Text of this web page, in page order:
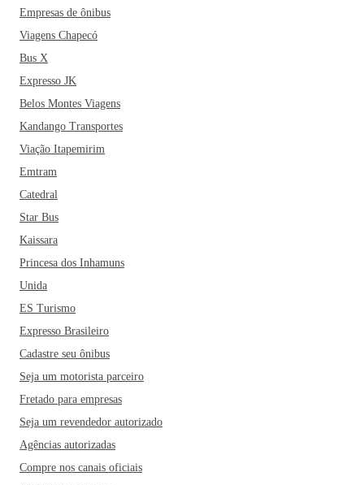
Empresas de ônibus
Viagens Chapecó
Bus X
Expresso JK
Belos Montes Viagens
Kandango Transportes
Viação Itapemirim
Emtram
Catedral
Star Bus
Kaissara
Princesa dos Inhamuns
Unida
ES Turismo
Expresso Brasileiro
Cadastre seu ônibus
Seja um motorista parceiro
Fretado para empresas
Seja um revendedor autorizado
Agências autorizadas
Compre nos canais oficiais